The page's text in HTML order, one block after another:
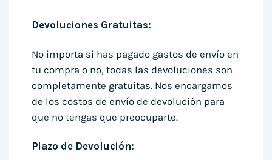
Devoluciones Gratuitas:
No importa si has pagado gastos de envío en
tu compra o no, todas las devoluciones son
completamente gratuitas. Nos encargamos
de los costos de envío de devolución para
que no tengas que preocuparte.
Plazo de Devolución: